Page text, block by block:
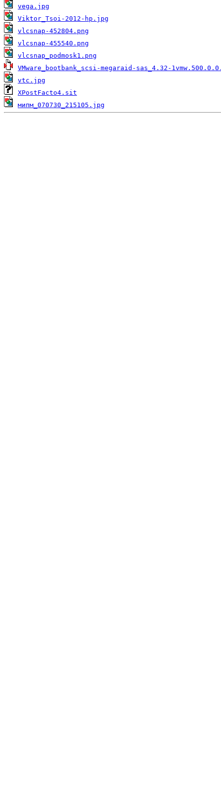
vega.jpg
Viktor_Tsoi-2012-hp.jpg
vlcsnap-452804.png
vlcsnap-455540.png
vlcsnap_podmosk1.png
VMware_bootbank_scsi-megaraid-sas_4.32-
vtc.jpg
XPostFacto4.sit
мипм_070730_215105.jpg